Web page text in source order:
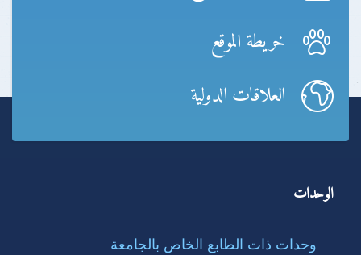
خريطة الموقع
العلاقات الدولية
الوحدات
وحدات ذات الطابع الخاص بالجامعة